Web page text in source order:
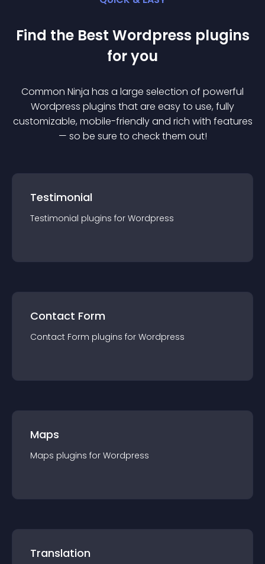
Find the Best Wordpress plugins
for you
Common Ninja has a large selection of powerful
Wordpress plugins that are easy to use, fully
customizable, mobile-friendly and rich with features
— so be sure to check them out!
Testimonial
Testimonial plugins for Wordpress
Contact Form
Contact Form plugins for Wordpress
Maps
Maps plugins for Wordpress
Translation